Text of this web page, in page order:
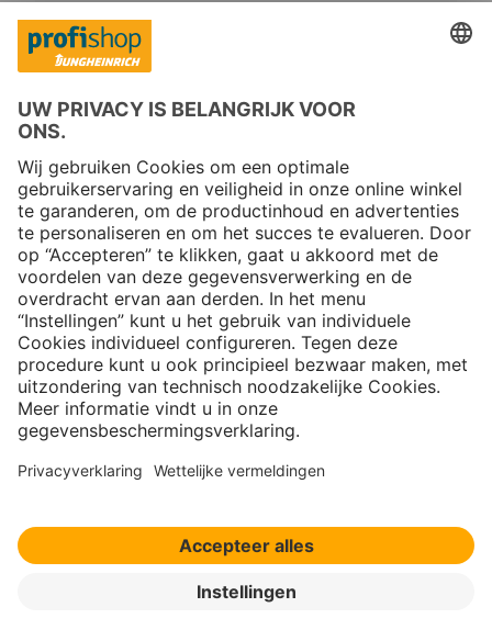
slechts een keuze uit de belangrijkste wettelijke
richtlijnen. Voor gedetailleerde informatie
voorschriften en wetten. Bij de concrete
omzetting in uw bedrijf dient u zich bij twijfel tot
een deskundige te richten.
Bron afbeelding:
getty – A stockphoto
getty – Sumala Chidchoi
SHARE
Vergelijkbare artikelen